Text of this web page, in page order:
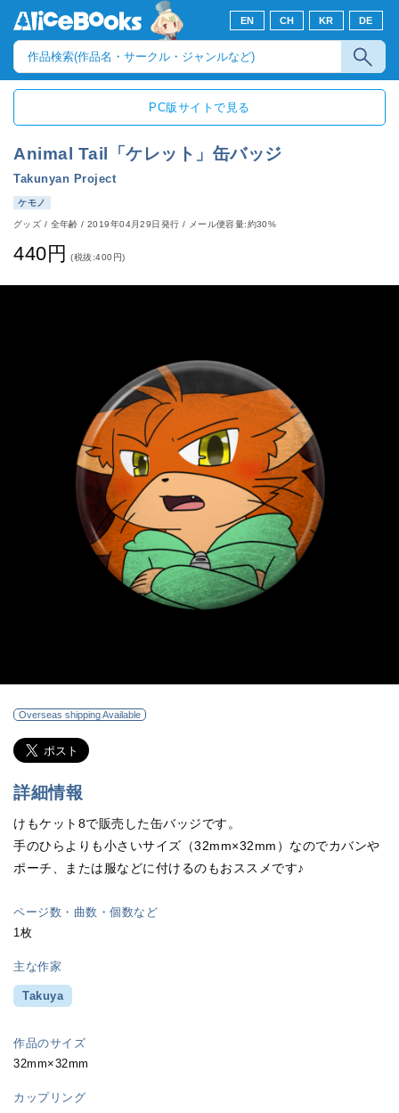
EN CH KR DE
PC版サイトで見る
Animal Tail「ケレット」缶バッジ
Takunyan Project
ケモノ
グッズ / 全年齢/2019年04月29日発行 / メール便容量:約30%
440円 (税抜:400円)
Overseas shipping Available
詳細情報
けもケット8で販売した缶バッジです。
手のひらよりも小さいサイズ（32mm×32mm）なのでカバンや
ポーチ、または服などに付けるのもおススメです♪
ページ数・曲数・個数など
1枚
主な作家
Takuya
作品のサイズ
32mm×32mm
カップリング